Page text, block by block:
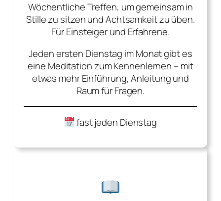
Wöchentliche Treffen, um gemeinsam in
Stille zu sitzen und Achtsamkeit zu üben.
Für Einsteiger und Erfahrene.
Jeden ersten Dienstag im Monat gibt es
eine Meditation zum Kennenlernen – mit
etwas mehr Einführung, Anleitung und
Raum für Fragen.
fast jeden Dienstag